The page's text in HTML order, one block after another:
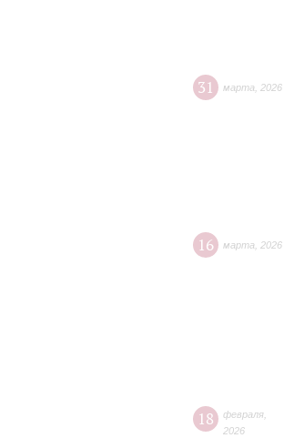
31 марта 2026
16 марта 2026
18 февраля
2026